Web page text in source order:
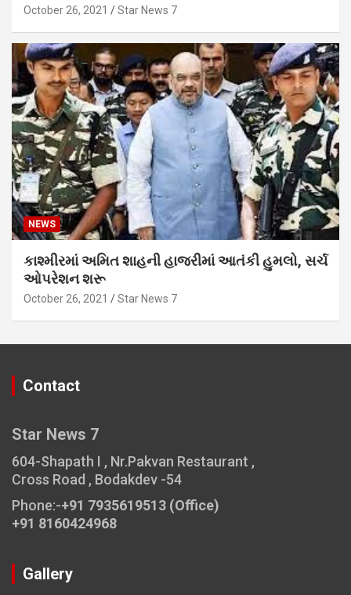
October 26, 2021 Star News 7
NEWS
કાશ્મીરમાં અમિત શાહની હાજરીમાં આતંકી હુમલો, સર્ચ
ઓપરેશન શરૂ
October 26, 2021 Star News 7
Contact
Star News 7
604-Shapath I , Nr.Pakvan Restaurant ,
Cross Road , Bodakdev -54
Phone:-+91 7935619513 (Office)
+91 8160424968
Gallery